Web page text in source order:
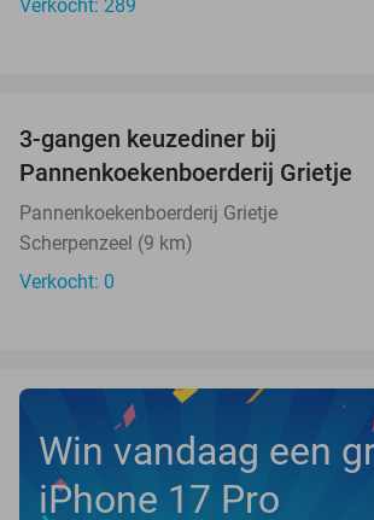
Verkocht: 289
NEW
TODAY
3-gangen keuzediner bij
Pannenkoekenboerderij Grietje
Pannenkoekenboerderij Grietje
Scherpenzeel (9 km)
Verkocht: 0
Win vandaag een
iPhone 17 Pro